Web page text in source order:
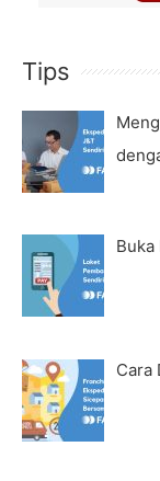
Tips
Cara